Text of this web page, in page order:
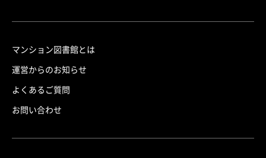
マンション図書館とは
運営からのお知らせ
よくあるご質問
お問い合わせ